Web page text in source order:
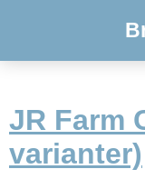
JR Farm
varianter)